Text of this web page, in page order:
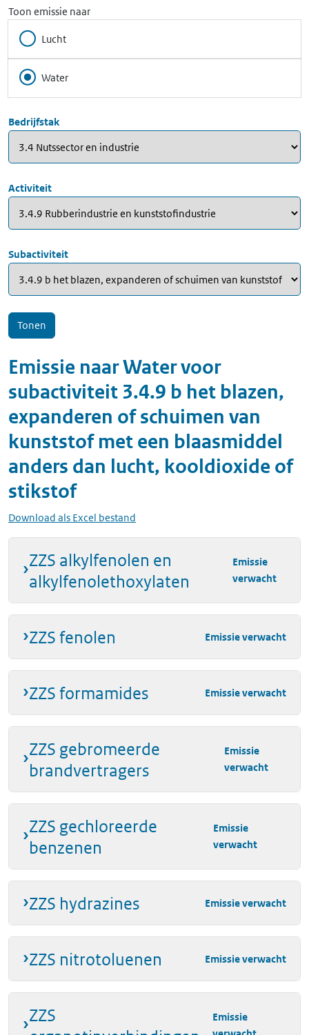
Toon emissie naar
Lucht
Water
Bedrijfstak
Activiteit
Subactiviteit
Emissie naarWatervoor
subactiviteit 3.4.9 b het blazen,
expanderen of schuimen van
kunststof met een blaasmiddel
anders dan lucht, kooldioxide of
stikstof
Download als Excel bestand
ZZS alkylfenolen en
alkylfenolethoxylaten
Emissie
verwacht
ZZS fenolen Emissie verwacht
ZZS formamides Emissie verwacht
ZZS gebromeerde
brandvertragers
Emissie
verwacht
ZZS gechloreerde
benzenen
Emissie
verwacht
ZZS hydrazines Emissie verwacht
ZZS nitrotoluenen Emissie verwacht
ZZS
Emissie